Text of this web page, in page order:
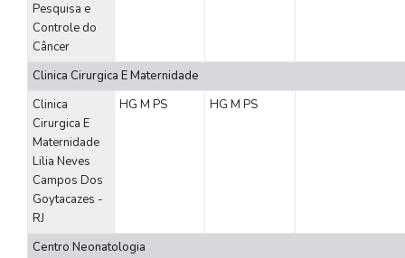
Pesquisa e
Controle do
Câncer
Clinica Cirurgica E Maternidade
Clinica
Cirurgica E
Maternidade
Lilia Neves
Campos Dos
Goytacazes -
RJ
HG M PS HG M PS
Centro Neonatologia